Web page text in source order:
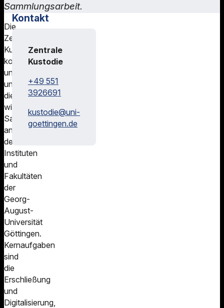
Sammlungsarbeit.
Die
Zentrale
Kustodie
koordiniert
und
unterstützt
die
wissenschaftlichen
Sammlungen
an
den
Instituten
und
Fakultäten
der
Georg-
August-
Universität
Göttingen.
Kernaufgaben
sind
die
Erschließung
und
Digitalisierung,
Kontakt
Zentrale
Kustodie
+49 551
3926691
kustodie@uni-
goettingen.de